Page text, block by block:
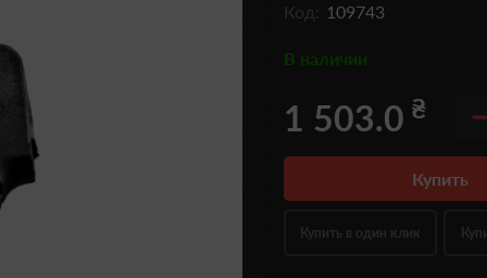
Код: 109743
В наличии
1 503.0 ₴
Купить
Купить в один клик